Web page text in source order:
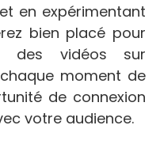
en expérimentant
bien placé pour
des vidéos sur
moment de
de connexion
votre audience.